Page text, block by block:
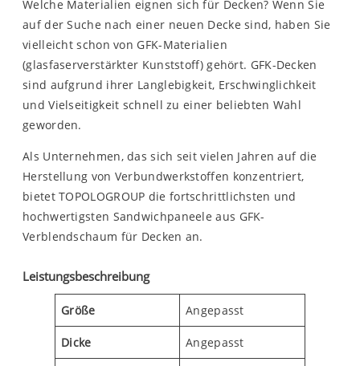
Welche Materialien eignen sich für Decken? Wenn Sie
auf der Suche nach einer neuen Decke sind, haben Sie
vielleicht schon von GFK-Materialien
(glasfaserverstärkter Kunststoff) gehört. GFK-Decken
sind aufgrund ihrer Langlebigkeit, Erschwinglichkeit
und Vielseitigkeit schnell zu einer beliebten Wahl
geworden.
Als Unternehmen, das sich seit vielen Jahren auf die
Herstellung von Verbundwerkstoffen konzentriert,
bietet TOPOLOGROUP die fortschrittlichsten und
hochwertigsten Sandwichpaneele aus GFK-
Verblendschaum für Decken an.
Leistungsbeschreibung
Größe Angepasst
Dicke Angepasst